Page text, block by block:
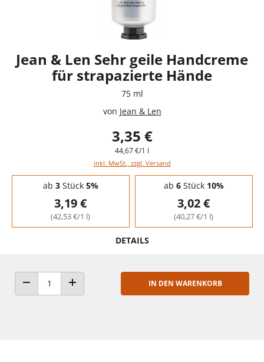
Jean & Len Sehr geile Handcreme
für strapazierte Hände
75 ml
von Jean & Len
3,35 €
44,67 €/1 l
inkl. MwSt., zzgl. Versand
Staffelpreise - Mengenrabatt
ab 3Stück 5%
3,19 €
(42,53 €/1 l)
ab 6Stück 10%
3,02 €
(40,27 €/1 l)
DETAILS
ANZAHL VERRINGERNANZAHL ERHÖHEN
IN DEN WARENKORB